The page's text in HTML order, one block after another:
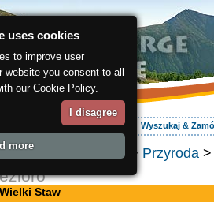
Zakwaterowanie Wyszukaj &
O regionie > Przyroda >
Wielki Staw
uses cookies
to improve user
you consent to all
our Cookie Policy.
I disagree
more